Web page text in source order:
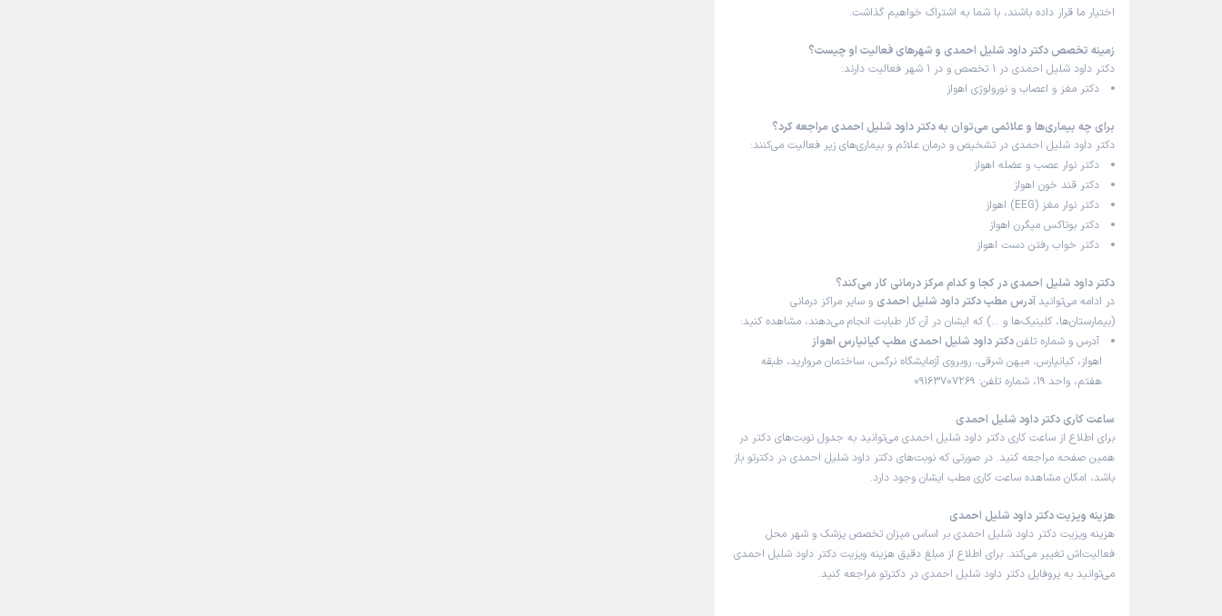
اختیار ما قرار داده باشند، با شما به اشتراک خواهیم گذاشت.
زمینه تخصص دکتر داود شلیل احمدی و شهرهای فعالیت او چیست؟
دکتر داود شلیل احمدی در 1 تخصص و در 1 شهر فعالیت دارند:
دکتر مغز و اعصاب و نورولوژی اهواز
برای چه بیماری‌ها و علائمی می‌توان به دکتر داود شلیل احمدی مراجعه کرد؟
دکتر داود شلیل احمدی در تشخیص و درمان علائم و بیماری‌های زیر فعالیت می‌کنند:
دکتر نوار عصب و عضله اهواز
دکتر قند خون اهواز
دکتر نوار مغز (EEG) اهواز
دکتر بوتاکس میگرن اهواز
دکتر خواب رفتن دست اهواز
دکتر داود شلیل احمدی در کجا و کدام مرکز درمانی کار می‌کند؟
در ادامه می‌توانید آدرس مطب دکتر داود شلیل احمدی و سایر مراکز درمانی
(بیمارستان‌ها، کلینیک‌ها و …) که ایشان در آن کار طبابت انجام می‌دهند، مشاهده کنید:
آدرس و شماره تلفندکتر داود شلیل احمدی مطب کیانپارس اهواز
اهواز، کیانپارس، میهن شرقی، روبروی آزمایشگاه نرگس، ساختمان مروارید، طبقه
هفتم، واحد 19، شماره تلفن: 09163707269
ساعت کاری دکتر داود شلیل احمدی
برای اطلاع از ساعت کاری دکتر داود شلیل احمدی می‌توانید به جدول نوبت‌های دکتر در
همین صفحه مراجعه کنید. در صورتی که نوبت‌های دکتر داود شلیل احمدی در دکترتو باز
باشد، امکان مشاهده ساعت کاری مطب ایشان وجود دارد.
هزینه ویزیت دکتر داود شلیل احمدی
هزینه ویزیت دکتر داود شلیل احمدی بر اساس میزان تخصص پزشک و شهر محل
فعالیت‌اش تغییر می‌کند. برای اطلاع از مبلغ دقیق هزینه ویزیت دکتر داود شلیل احمدی
می‌توانید به پروفایل دکتر داود شلیل احمدی در دکترتو مراجعه کنید.